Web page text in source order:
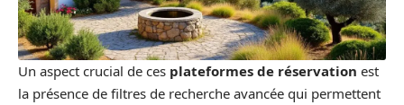
Un aspect crucial de ces plateformes de réservation est
la présence de filtres de recherche avancée qui permettent